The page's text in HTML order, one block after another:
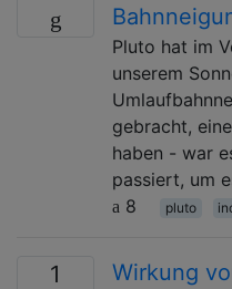
Pluto hat im
unserem
gebracht,
haben - war
passiert, um
8
pluto
1 Wirkung